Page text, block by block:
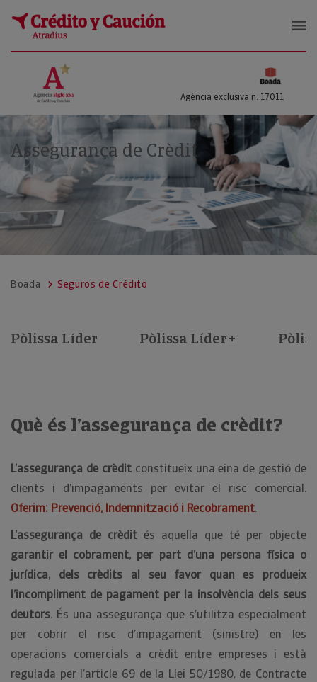
Boada
Agència exclusiva n. 17011
Assegurança de Crèdit
Boada Seguros de Crédito
Pòlissa Líder Pòlissa Líder +
Què és l’assegurança de crèdit?
L’assegurança de crèdit constitueix una eina de gestió de
clients i d’impagaments per evitar el risc comercial.
Oferim: Prevenció, Indemnització i Recobrament.
L’assegurança de crèdit és aquella que té per objecte
garantir el cobrament, per part d’una persona física o
jurídica, dels crèdits al seu favor quan es produeix
l’incompliment de pagament per la insolvència dels seus
deutors. És una assegurança que s’utilitza especialment
per cobrir el risc d’impagament (sinistre) en les
operacions comercials a crèdit entre empreses i està
regulada per l’article 69 de la Llei 50/1980, de Contracte